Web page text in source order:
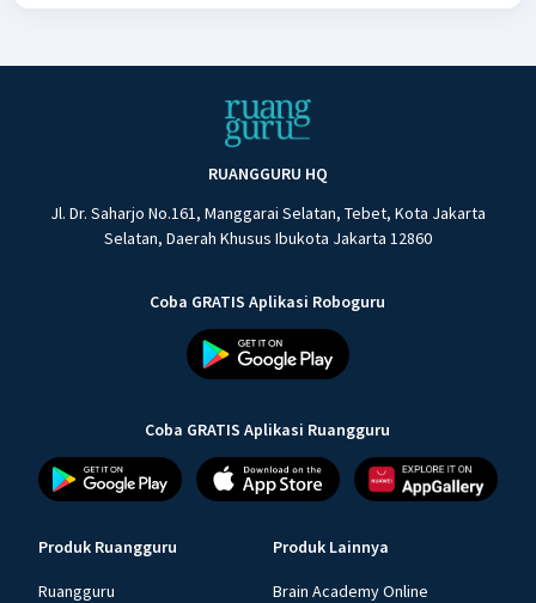
RUANGGURU HQ
Jl. Dr. Saharjo No.161, Manggarai Selatan, Tebet, Kota Jakarta
Selatan, Daerah Khusus Ibukota Jakarta 12860
Coba GRATIS Aplikasi Roboguru
Coba GRATIS Aplikasi Ruangguru
Produk Ruangguru
Ruangguru
Produk Lainnya
Brain Academy Online